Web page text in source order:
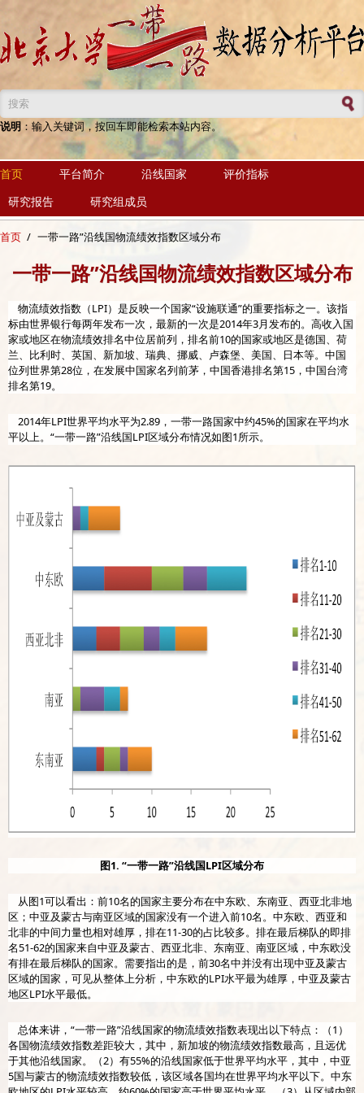
搜索表单
说明 ：输入关键词，按回车即能检索本站内容。
首页 平台简介 沿线国家 评价指标
研究报告 研究组成员
首页 / 一带一路”沿线国物流绩效指数区域分布
一带一路”沿线国物流绩效指数区域分布
物流绩效指数（LPI）是反映一个国家“设施联通”的重要指标之一。该指
标由世界银行每两年发布一次，最新的一次是2014年3月发布的。高收入国
家或地区在物流绩效排名中位居前列，排名前10的国家或地区是德国、荷
兰、比利时、英国、新加坡、瑞典、挪威、卢森堡、美国、日本等。中国
位列世界第28位，在发展中国家名列前茅，中国香港排名第15，中国台湾
排名第19。
2014年LPI世界平均水平为2.89，一带一路国家中约45%的国家在平均水
平以上。“一带一路”沿线国LPI区域分布情况如图1所示。
图1. “一带一路”沿线国LPI区域分布
从图1可以看出：前10名的国家主要分布在中东欧、东南亚、西亚北非地
区；中亚及蒙古与南亚区域的国家没有一个进入前10名。中东欧、西亚和
北非的中间力量也相对雄厚，排在11-30的占比较多。排在最后梯队的即排
名51-62的国家来自中亚及蒙古、西亚北非、东南亚、南亚区域，中东欧没
有排在最后梯队的国家。需要指出的是，前30名中并没有出现中亚及蒙古
区域的国家，可见从整体上分析，中东欧的LPI水平最为雄厚，中亚及蒙古
地区LPI水平最低。
总体来讲，“一带一路”沿线国家的物流绩效指数表现出以下特点：（1）
各国物流绩效指数差距较大，其中，新加坡的物流绩效指数最高，且远优
于其他沿线国家。（2）有55%的沿线国家低于世界平均水平，其中，中亚
5国与蒙古的物流绩效指数较低，该区域各国均在世界平均水平以下。中东